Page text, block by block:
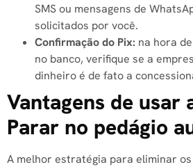
SMS ou mensagens de
solicitados por você.
Confirmação do Pix: na hora
no banco, verifique se a
dinheiro é de fato a
Vantagens de usar
Parar no pedágio
A melhor estratégia para eliminar